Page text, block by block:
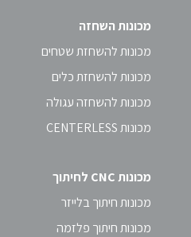
מכונות השחזה
מכונות להשחזת שטחים
מכונות להשחזת כלים
מכונות להשחזה עגולה
מכונות CENTERLESS
מכונות CNC לחיתוך
מכונות חיתוך בלייזר
מכונות חיתוך פלזמה